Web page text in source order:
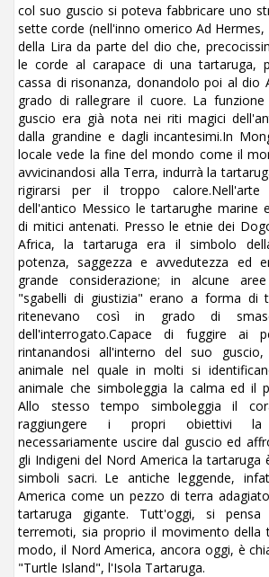
col suo guscio si poteva fabbricare uno
sette corde (nell'inno omerico Ad Hermes,
della Lira da parte del dio che,
le corde al carapace di una tartaruga,
cassa di risonanza, donandolo poi al dio
grado di rallegrare il cuore. La
guscio era già nota nei riti magici
dalla grandine e dagli incantesimi.In
locale vede la fine del mondo come il
avvicinandosi alla Terra, indurrà la
rigirarsi per il troppo
dell'antico Messico le tartarughe marine
di mitici antenati. Presso le etnie dei
Africa, la tartaruga era il simbolo
potenza, saggezza e avvedutezza ed
grande considerazione; in alcune
"sgabelli di giustizia" erano a forma di
ritenevano così in grado di
dell'interrogato.Capace di fuggire ai
rintanandosi all'interno del suo
animale nel quale in molti si
animale che simboleggia la calma ed il
Allo stesso tempo simboleggia il
raggiungere i propri obiettivi la
necessariamente uscire dal guscio ed
gli Indigeni del Nord America la tartaruga
simboli sacri. Le antiche leggende,
America come un pezzo di terra
tartaruga gigante. Tutt'oggi, si
terremoti, sia proprio il movimento della
modo, il Nord America, ancora oggi, è
"Turtle Island", l'Isola Tartaruga.